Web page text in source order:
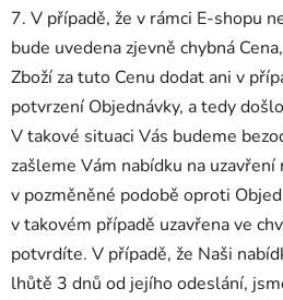
7. V případě, že v rámci E-shopu
bude uvedena zjevně chybná
Zboží za tuto Cenu dodat ani v
potvrzení Objednávky, a tedy
V takové situaci Vás budeme
zašleme Vám nabídku na
v pozměněné podobě oproti
v takovém případě uzavřena ve
potvrdíte. V případě, že Naši
lhůtě 3 dnů od jejího odeslání,